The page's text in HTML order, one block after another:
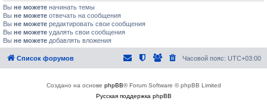
и
Вы не можете начинать темы
Вы не можете отвечать на сообщения
Вы не можете редактировать свои сообщения
Вы не можете удалять свои сообщения
Вы не можете добавлять вложения
Список форумов Часовой пояс: UTC+03:00
Создано на основе phpBB® Forum Software © phpBB Limited
Русская поддержка phpBB